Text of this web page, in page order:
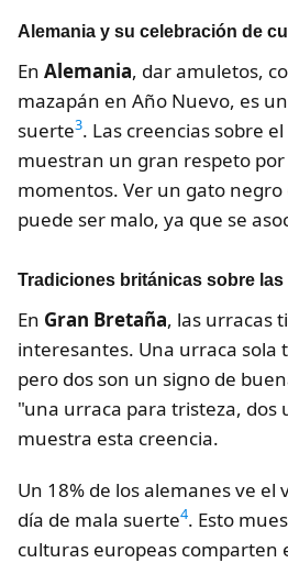
Alemania y su celebración de
En Alemania, dar amuletos,
mazapán en Año Nuevo, es
suerte3. Las creencias sobre
muestran un gran respeto por
momentos. Ver un gato
puede ser malo, ya que se
Tradiciones británicas sobre las
En Gran Bretaña, las urracas
interesantes. Una urraca sola
pero dos son un signo de
"una urraca para tristeza, dos
muestra esta creencia.
Un 18% de los alemanes ve el
día de mala suerte4. Esto
culturas europeas comparten